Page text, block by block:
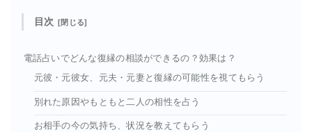
目次
電話占いでどんな復縁の相談ができるの？効果は？
元彼・元彼女、元夫・元妻と復縁の可能性を視てもらう
別れた原因やもともと二人の相性を占う
お相手の今の気持ち、状況を教えてもらう